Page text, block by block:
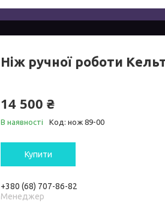
Ніж ручної роботи
14 500 ₴
В наявності Код: нож 89-00
Купити
+380 (68) 707-86-82
Менеджер